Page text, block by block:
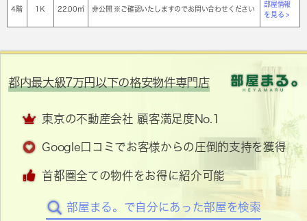
4階 1Ｋ 22.00㎡ 非公開 ※ご確認いたしますのでお問い合わせください
部屋情報
を見る >
都内最大級7万円以下の格安物件専門店
東京の不動産会社 顧客満足度No.1
Google口コミでお客様からの圧倒的支持を獲得
首都圏全ての物件をお得に紹介可能
部屋まる。で自分にあった部屋を検索